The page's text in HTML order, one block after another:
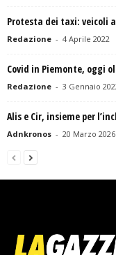
Protesta dei taxi: veicoli
Redazione - 4 Aprile 2022
Covid in Piemonte, oggi
Redazione - 3 Gennaio
Alis e Cir, insieme per
Adnkronos - 20 Marzo 2026